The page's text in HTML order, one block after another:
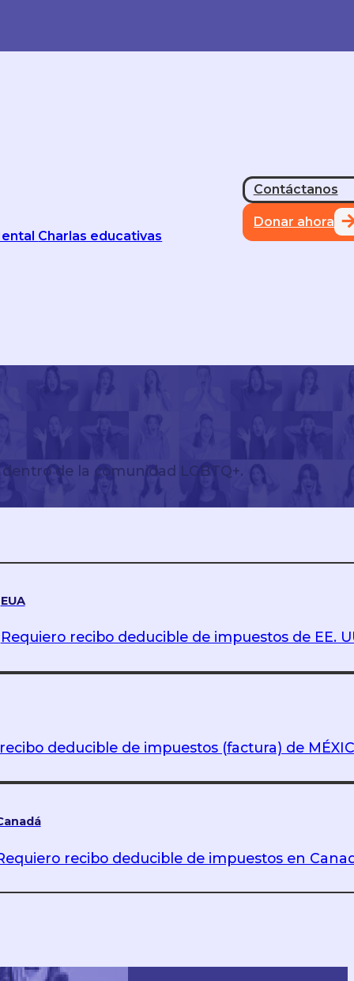
Charlas educativas
Contáctanos
Donar ahora
de la comunidad LGBTQ+.
EUA
Requiero recibo deducible de impuestos de EE.
deducible de impuestos (factura) de
recibo deducible de impuestos en